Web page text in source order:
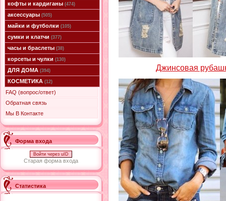
кофты и кардиганы (474)
аксессуары (505)
майки и футболки (105)
сумки и клатчи (377)
часы и браслеты (38)
корсеты и чулки (130)
ДЛЯ ДОМА (394)
КОСМЕТИКА (12)
FAQ (вопрос/ответ)
Обратная связь
Мы В Контакте
Форма входа
Войти через uID
Старая форма входа
Статистика
Джинсовая